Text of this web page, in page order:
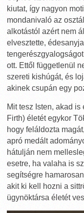
kiutat, így nagyon
mondanivaló az
alkotástól azért nem
elvesztette,
ott. Ettől függetlenül
szereti kishúgát, és
akinek csupán egy
Mit tesz Isten, akad
Firth) életét egykor
hogy feláldozta
apró medált
hátulján nem
esetre, ha valaha is
segítségre
akit ki kell hozni a
ügynöktársa életét